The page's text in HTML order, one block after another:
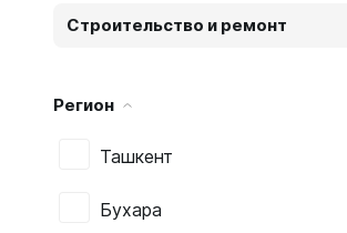
Строительство и ремонт
Регион
Ташкент
Бухара